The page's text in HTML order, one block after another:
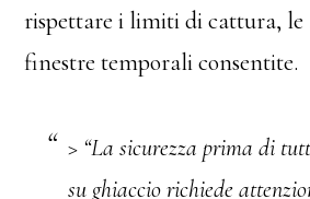
rispettare i limiti di cattura, le
finestre temporali consentite.
> “La sicurezza prima di
su ghiaccio richiede